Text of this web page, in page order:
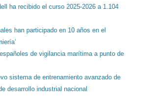
ha recibido el curso 2025-2026 a 1.104
han participado en 10 años en el
de vigilancia marítima a punto de
sistema de entrenamiento avanzado de
desarrollo industrial nacional